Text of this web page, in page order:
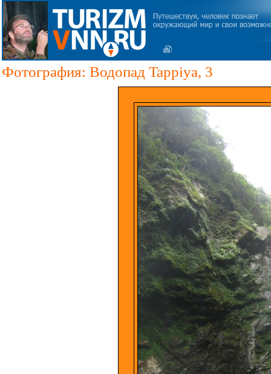
Фотография: Водопад Tappiya, 3